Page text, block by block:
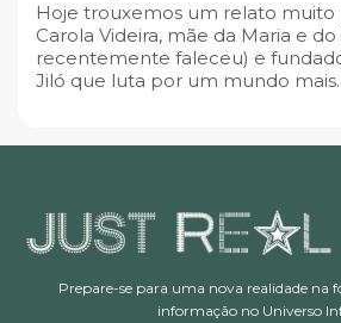
Hoje trouxemos um relato muito
Carola Videira, mãe da Maria e
recentemente faleceu) e
Jiló que luta por um mundo
Prepare-se para uma nova realidade na
informação no Universo